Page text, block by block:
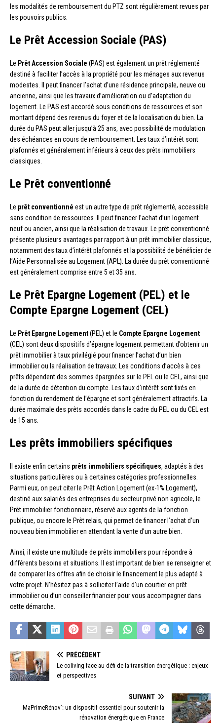
les modalités de remboursement du PTZ sont régulièrement revues par
les pouvoirs publics.
Le Prêt Accession Sociale (PAS)
Le Prêt Accession Sociale (PAS) est également un prêt réglementé
destiné à faciliter l’accès à la propriété pour les ménages aux revenus
modestes. Il peut financer l’achat d’une résidence principale, neuve ou
ancienne, ainsi que les travaux d’amélioration ou d’adaptation du
logement. Le PAS est accordé sous conditions de ressources et son
montant dépend des revenus du foyer et de la localisation du bien. La
durée du PAS peut aller jusqu’à 25 ans, avec possibilité de modulation
des échéances en cours de remboursement. Les taux d’intérêt sont
plafonnés et généralement inférieurs à ceux des prêts immobiliers
classiques.
Le Prêt conventionné
Le prêt conventionné est un autre type de prêt réglementé, accessible
sans condition de ressources. Il peut financer l’achat d’un logement
neuf ou ancien, ainsi que la réalisation de travaux. Le prêt conventionné
présente plusieurs avantages par rapport à un prêt immobilier classique,
notamment des taux d’intérêt plafonnés et la possibilité de bénéficier de
l’Aide Personnalisée au Logement (APL). La durée du prêt conventionné
est généralement comprise entre 5 et 35 ans.
Le Prêt Epargne Logement (PEL) et le
Compte Epargne Logement (CEL)
Le Prêt Epargne Logement(PEL) et le Compte Epargne Logement
(CEL) sont deux dispositifs d’épargne logement permettant d’obtenir un
prêt immobilier à taux privilégié pour financer l’achat d’un bien
immobilier ou la réalisation de travaux. Les conditions d’accès à ces
prêts dépendent des sommes épargnées sur le PEL ou le CEL, ainsi que
de la durée de détention du compte. Les taux d’intérêt sont fixés en
fonction du rendement de l’épargne et sont généralement attractifs. La
durée maximale des prêts accordés dans le cadre du PEL ou du CEL est
de 15 ans.
Les prêts immobiliers spécifiques
Il existe enfin certains prêts immobiliers spécifiques, adaptés à des
situations particulières ou à certaines catégories professionnelles.
Parmi eux, on peut citer le Prêt Action Logement (ex-1% Logement),
destiné aux salariés des entreprises du secteur privé non agricole, le
Prêt immobilier fonctionnaire, réservé aux agents de la fonction
publique, ou encore le Prêt relais, qui permet de financer l’achat d’un
nouveau bien immobilier en attendant la vente d’un autre bien.
Ainsi, il existe une multitude de prêts immobiliers pour répondre à
différents besoins et situations. Il est important de bien se renseigner et
de comparer les offres afin de choisir le financement le plus adapté à
votre projet. N’hésitez pas à solliciter l’aide d’un courtier en prêt
immobilier ou d’un conseiller financier pour vous accompagner dans
cette démarche.
PRÉCÉDENT
Le coliving face au défi de la transition énergétique : enjeux
et perspectives
SUIVANT
MaPrimeRénov’: un dispositif essentiel pour soutenir la
rénovation énergétique en France